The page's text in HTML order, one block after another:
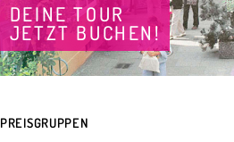
DEINE TOUR
JETZT BUCHEN!
PREISGRUPPEN